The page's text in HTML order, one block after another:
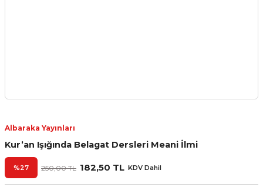
Albaraka Yayınları
Kur’an Işığında Belagat Dersleri Meani İlmi
%27 250,00 TL 182,50 TL KDV Dahil